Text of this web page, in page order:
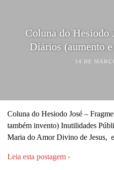
Coluna do Hesiodo
Diários (aumento
14 DE
Coluna do Hesiodo José –
também invento) Inutilidades
Maria do Amor Divino de Jesus,
Leia esta postagem ›